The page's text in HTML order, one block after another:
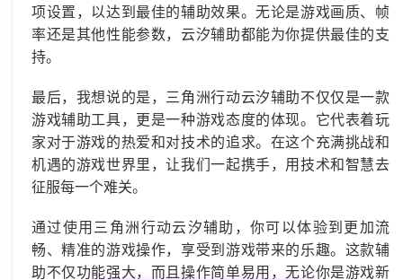
项设置，以达到最佳的辅助效果。无论是游戏画质、帧
率还是其他性能参数，云汐辅助都能为你提供最佳的支
持。
最后，我想说的是，三角洲行动云汐辅助不仅仅是一款
游戏辅助工具，更是一种游戏态度的体现。它代表着玩
家对于游戏的热爱和对技术的追求。在这个充满挑战和
机遇的游戏世界里，让我们一起携手，用技术和智慧去
征服每一个难关。
通过使用三角洲行动云汐辅助，你可以体验到更加流
畅、精准的游戏操作，享受到游戏带来的乐趣。这款辅
助不仅功能强大，而且操作简单易用，无论你是游戏新